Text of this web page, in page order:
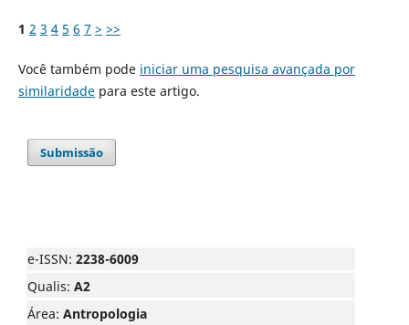
1 2 3 4 5 6 7 > >>
Você também pode iniciar uma pesquisa avançada por
similaridadepara este artigo.
Submissão
e-ISSN: 2238-6009
Qualis: A2
Área: Antropologia